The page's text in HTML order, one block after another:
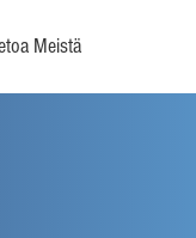
Meistä